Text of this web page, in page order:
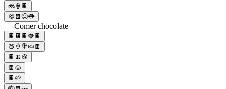
🧀🍦🍫
🍪🍫😝👅
— Comer chocolate
🍫🍫🍫🍓🍫
🍑🍦🍭🍬🍫
🍫🍌🍪
🍫🌰
🍫🌱